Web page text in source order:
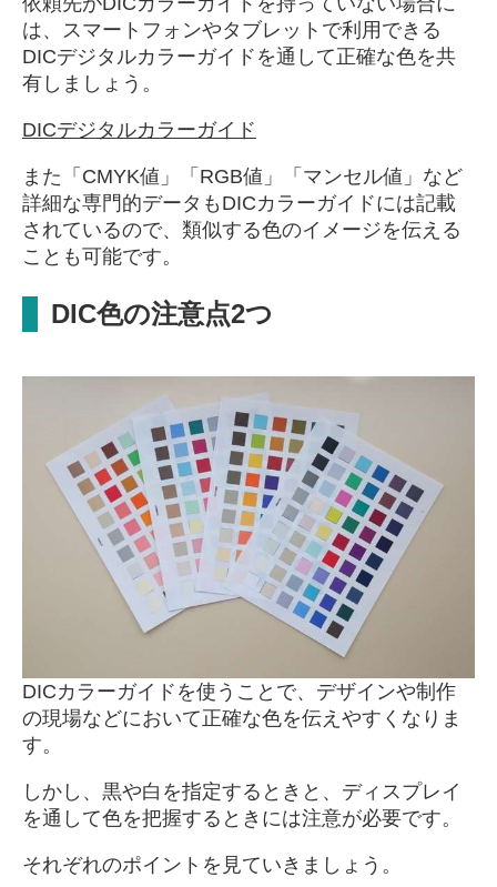
は、スマートフォンやタブレットで利用できる
DICデジタルカラーガイドを通して正確な色を共
有しましょう。
DICデジタルカラーガイド
また「CMYK値」「RGB値」「マンセル値」など
詳細な専門的データもDICカラーガイドには記載
されているので、類似する色のイメージを伝える
ことも可能です。
DIC色の注意点2つ
DICカラーガイドを使うことで、デザインや制作
の現場などにおいて正確な色を伝えやすくなりま
す。
しかし、黒や白を指定するときと、ディスプレイ
を通して色を把握するときには注意が必要です。
それぞれのポイントを見ていきましょう。